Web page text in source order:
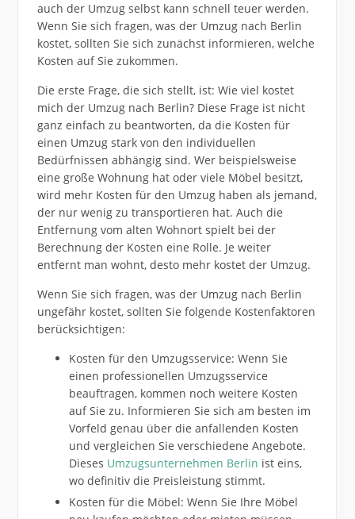
auch der Umzug selbst kann schnell teuer werden.
Wenn Sie sich fragen, was der Umzug nach Berlin
kostet, sollten Sie sich zunächst informieren, welche
Kosten auf Sie zukommen.
Die erste Frage, die sich stellt, ist: Wie viel kostet
mich der Umzug nach Berlin? Diese Frage ist nicht
ganz einfach zu beantworten, da die Kosten für
einen Umzug stark von den individuellen
Bedürfnissen abhängig sind. Wer beispielsweise
eine große Wohnung hat oder viele Möbel besitzt,
wird mehr Kosten für den Umzug haben als jemand,
der nur wenig zu transportieren hat. Auch die
Entfernung vom alten Wohnort spielt bei der
Berechnung der Kosten eine Rolle. Je weiter
entfernt man wohnt, desto mehr kostet der Umzug.
Wenn Sie sich fragen, was der Umzug nach Berlin
ungefähr kostet, sollten Sie folgende Kostenfaktoren
berücksichtigen:
Kosten für den Umzugsservice: Wenn Sie
einen professionellen Umzugsservice
beauftragen, kommen noch weitere Kosten
auf Sie zu. Informieren Sie sich am besten im
Vorfeld genau über die anfallenden Kosten
und vergleichen Sie verschiedene Angebote.
Dieses Umzugsunternehmen Berlin ist eins,
wo definitiv die Preisleistung stimmt.
Kosten für die Möbel: Wenn Sie Ihre Möbel